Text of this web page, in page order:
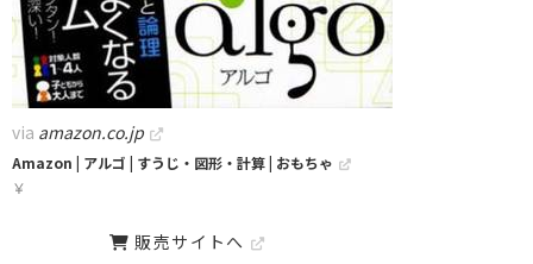
via amazon.co.jp
Amazon | アルゴ | すうじ・図形・計算 | おもちゃ
￥
販売サイトへ